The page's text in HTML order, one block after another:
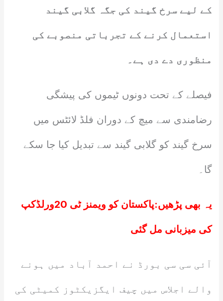
کے لیے سرخ گیند کی جگہ گلابی گیند
استعمال کرنے کے تجرباتی منصوبے کی
منظوری دے دی ہے۔
فیصلے کے تحت دونوں ٹیموں کی پیشگی
رضامندی سے میچ کے دوران فلڈ لائٹس میں
سرخ گیند کو گلابی گیند سے تبدیل کیا جا سکے
گا۔
یہ بھی پڑھیں: پاکستان کو ویمنز ٹی 20ورلڈکپ
کی میزبانی مل گئی
آئی سی سی بورڈ نے احمد آباد میں ہونے
والے اجلاس میں چیف ایگزیکٹوز کمیٹی کی